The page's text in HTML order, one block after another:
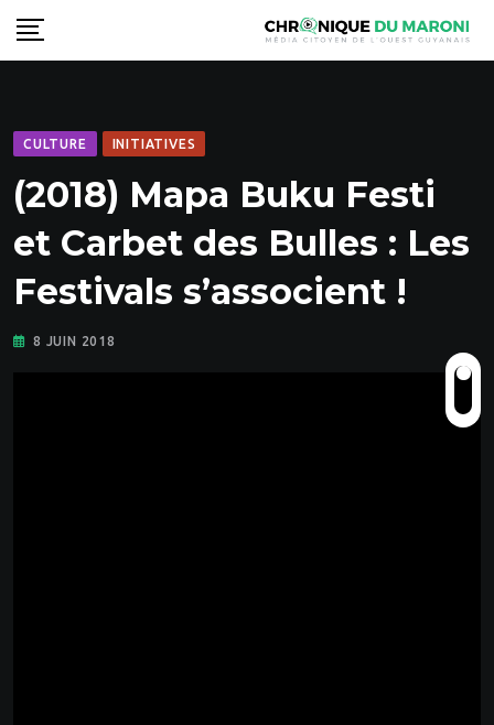
Skip
to
CULTURE INITIATIVES
(2018) Mapa Buku Festi
et Carbet des Bulles : Les
Festivals s’associent !
8 JUIN 2018